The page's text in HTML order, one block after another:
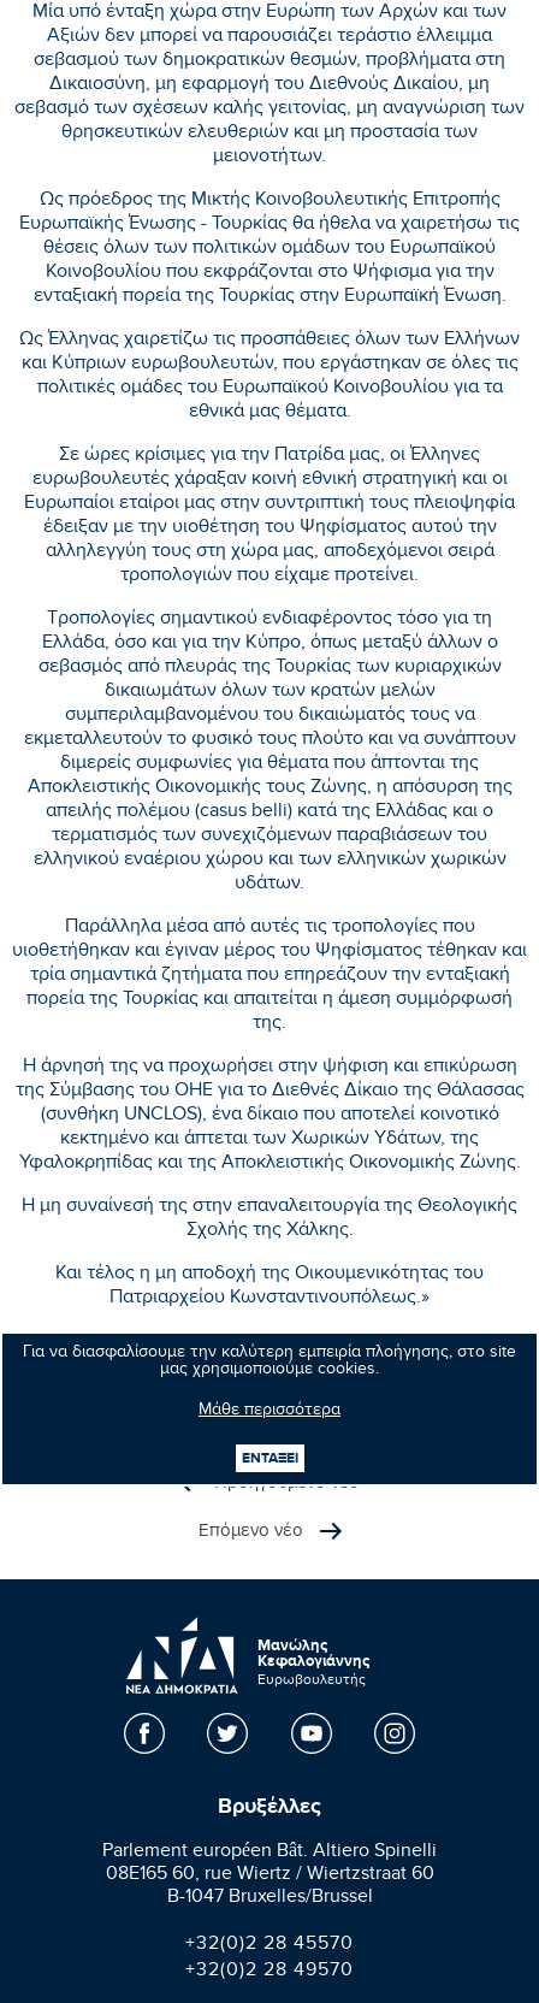
Για να διασφαλίσουμε την καλύτερη εμπειρία πλοήγησης, στο site
μας χρησιμοποιούμε cookies.
Μάθε περισσότερα
ΕΝΤΑΞΕΙ
Μία υπό ένταξη χώρα στην Ευρώπη των Αρχών και των
Αξιών δεν μπορεί να παρουσιάζει τεράστιο έλλειμμα
σεβασμού των δημοκρατικών θεσμών, προβλήματα στη
Δικαιοσύνη, μη εφαρμογή του Διεθνούς Δικαίου, μη
σεβασμό των σχέσεων καλής γειτονίας, μη αναγνώριση των
θρησκευτικών ελευθεριών και μη προστασία των
μειονοτήτων.
Ως πρόεδρος της Μικτής Κοινοβουλευτικής Επιτροπής
Ευρωπαϊκής Ένωσης - Τουρκίας θα ήθελα να χαιρετήσω τις
θέσεις όλων των πολιτικών ομάδων του Ευρωπαϊκού
Κοινοβουλίου που εκφράζονται στο Ψήφισμα για την
ενταξιακή πορεία της Τουρκίας στην Ευρωπαϊκή Ένωση.
Ως Έλληνας χαιρετίζω τις προσπάθειες όλων των Ελλήνων
και Κύπριων ευρωβουλευτών, που εργάστηκαν σε όλες τις
πολιτικές ομάδες του Ευρωπαϊκού Κοινοβουλίου για τα
εθνικά μας θέματα.
Σε ώρες κρίσιμες για την Πατρίδα μας, οι Έλληνες
ευρωβουλευτές χάραξαν κοινή εθνική στρατηγική και οι
Ευρωπαίοι εταίροι μας στην συντριπτική τους πλειοψηφία
έδειξαν με την υιοθέτηση του Ψηφίσματος αυτού την
αλληλεγγύη τους στη χώρα μας, αποδεχόμενοι σειρά
τροπολογιών που είχαμε προτείνει.
Τροπολογίες σημαντικού ενδιαφέροντος τόσο για τη
Ελλάδα, όσο και για την Κύπρο, όπως μεταξύ άλλων ο
σεβασμός από πλευράς της Τουρκίας των κυριαρχικών
δικαιωμάτων όλων των κρατών μελών
συμπεριλαμβανομένου του δικαιώματός τους να
εκμεταλλευτούν το φυσικό τους πλούτο και να συνάπτουν
διμερείς συμφωνίες για θέματα που άπτονται της
Αποκλειστικής Οικονομικής τους Ζώνης, η απόσυρση της
απειλής πολέμου (casus belli) κατά της Ελλάδας και ο
τερματισμός των συνεχιζόμενων παραβιάσεων του
ελληνικού εναέριου χώρου και των ελληνικών χωρικών
υδάτων.
Παράλληλα μέσα από αυτές τις τροπολογίες που
υιοθετήθηκαν και έγιναν μέρος του Ψηφίσματος τέθηκαν και
τρία σημαντικά ζητήματα που επηρεάζουν την ενταξιακή
πορεία της Τουρκίας και απαιτείται η άμεση συμμόρφωσή
της.
Η άρνησή της να προχωρήσει στην ψήφιση και επικύρωση
της Σύμβασης του ΟΗΕ για το Διεθνές Δίκαιο της Θάλασσας
(συνθήκη UNCLOS), ένα δίκαιο που αποτελεί κοινοτικό
κεκτημένο και άπτεται των Χωρικών Υδάτων, της
Υφαλοκρηπίδας και της Αποκλειστικής Οικονομικής Ζώνης.
Η μη συναίνεσή της στην επαναλειτουργία της Θεολογικής
Σχολής της Χάλκης.
Και τέλος η μη αποδοχή της Οικουμενικότητας του
Πατριαρχείου Κωνσταντινουπόλεως.»
Κοινοποιήστε:
Προηγούμενο νέο
Επόμενο νέο
Μανώλης
Κεφαλογιάννης
Ευρωβουλευτής
Βρυξέλλες
Parlement européen Bât. Altiero Spinelli
08E165 60, rue Wiertz / Wiertzstraat 60
B-1047 Bruxelles/Brussel
+32(0)2 28 45570
+32(0)2 28 49570